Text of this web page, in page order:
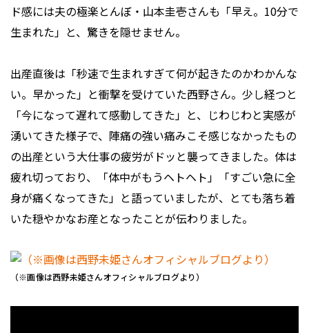
ド感には夫の極楽とんぼ・山本圭壱さんも「早え。10分で
生まれた」と、驚きを隠せません。
出産直後は「秒速で生まれすぎて何が起きたのかわかんな
い。早かった」と衝撃を受けていた西野さん。少し経つと
「今になって遅れて感動してきた」と、じわじわと実感が
湧いてきた様子で、陣痛の強い痛みこそ感じなかったもの
の出産という大仕事の疲労がドッと襲ってきました。体は
疲れ切っており、「体中がもうヘトヘト」「すごい急に全
身が痛くなってきた」と語っていましたが、とても落ち着
いた穏やかなお産となったことが伝わりました。
（※画像は西野未姫さんオフィシャルブログより）